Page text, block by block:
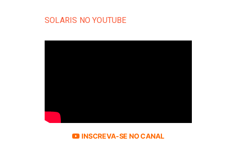
SOLARIS NO YOUTUBE
INSCREVA-SE NO CANAL